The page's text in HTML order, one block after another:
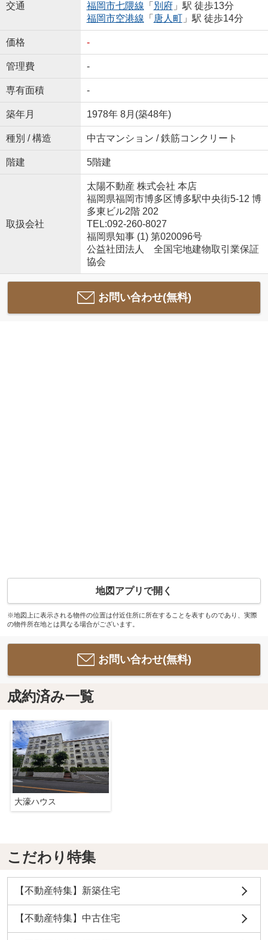
交通
福岡市七隈線 「 別府」駅 徒歩13分
福岡市空港線 「 唐人町」駅 徒歩14分
価格 -
管理費 -
専有面積 -
築年月 1978年 8月(築48年)
種別 / 構造 中古マンション / 鉄筋コンクリート
階建 5階建
取扱会社
太陽不動産 株式会社 本店
福岡県福岡市博多区博多駅中央街5-12 博
多東ビル2階 202
TEL:092-260-8027
福岡県知事 (1) 第020096号
公益社団法人 全国宅地建物取引業保証
協会
お問い合わせ(無料)
地図アプリで開く
※地図上に表示される物件の位置は付近住所に所在することを表すものであり、実際
の物件所在地とは異なる場合がございます。
お問い合わせ(無料)
成約済み一覧
大濠ハウス
こだわり特集
【不動産特集】新築住宅
【不動産特集】中古住宅